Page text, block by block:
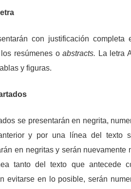
con justificación
resúmenes oabstracts. La letra
y figuras.
se presentarán en negrita,
y por una línea del texto
en negritas y serán nuevamente
tanto del texto que antecede
evitarse en lo posible, serán